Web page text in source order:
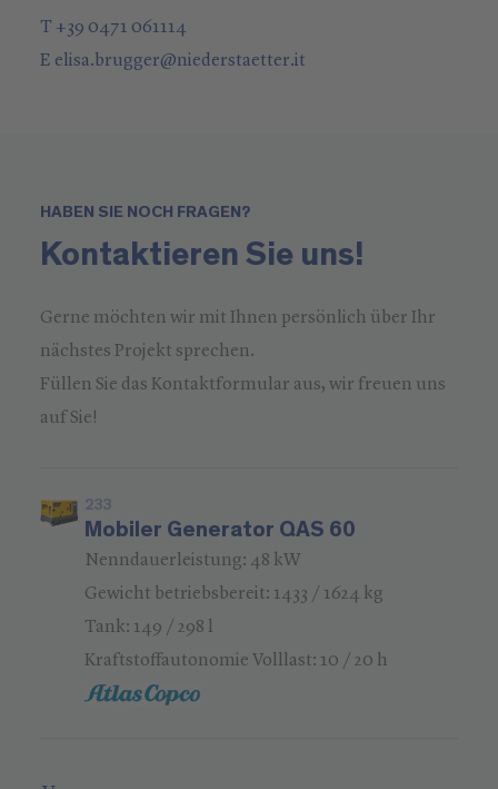
T +39 0471 061114
E elisa.brugger@niederstaetter.it
HABEN SIE NOCH FRAGEN?
Kontaktieren Sie uns!
Gerne möchten wir mit Ihnen persönlich über Ihr
nächstes Projekt sprechen.
Füllen Sie das Kontaktformular aus, wir freuen uns
auf Sie!
233
Mobiler Generator QAS 60
Nenndauerleistung: 48 kW
Gewicht betriebsbereit: 1433 / 1624 kg
Tank: 149 / 298 l
Kraftstoffautonomie Volllast: 10 / 20 h